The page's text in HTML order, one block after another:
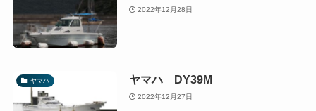
2022年12月28日
ヤマハ ヤマハ DY39M
2022年12月27日